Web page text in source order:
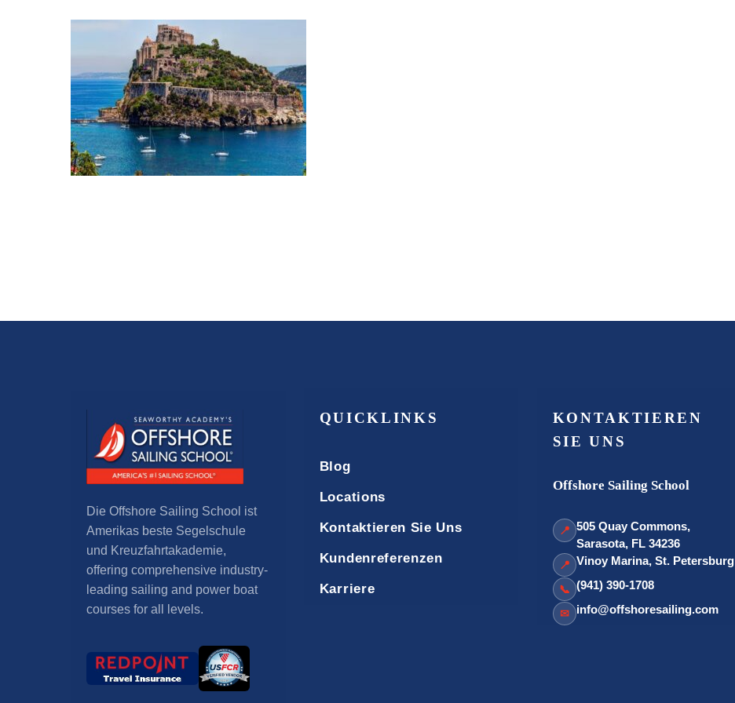
Die Offshore Sailing School ist
Amerikas beste Segelschule
und Kreuzfahrtakademie,
offering comprehensive industry-
leading sailing and power boat
courses for all levels.
QUICKLINKS
Blog
Locations
Kontaktieren Sie Uns
Kundenreferenzen
Karriere
KONTAKTIEREN
SIE UNS
Offshore Sailing School
📍 505 Quay Commons,
Sarasota, FL 34236
📍 Vinoy Marina, St. Petersburg
📞 (941) 390-1708
✉ info@offshoresailing.com